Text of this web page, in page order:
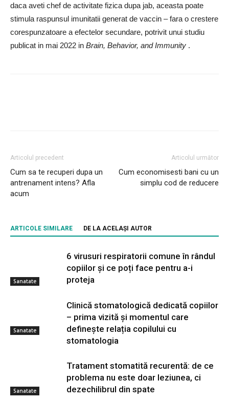
daca aveti chef de activitate fizica dupa jab, aceasta poate
stimula raspunsul imunitatii generat de vaccin – fara o crestere
corespunzatoare a efectelor secundare, potrivit unui studiu
publicat in mai 2022 in Brain, Behavior, and Immunity .
Articolul precedent
Cum sa te recuperi dupa un
antrenament intens? Afla
acum
Articolul următor
Cum economisesti bani cu un
simplu cod de reducere
ARTICOLE SIMILARE DE LA ACELAȘI AUTOR
Sanatate
6 virusuri respiratorii comune în rândul
copiilor și ce poți face pentru a-i
proteja
Sanatate
Clinică stomatologică dedicată copiilor
– prima vizită și momentul care
definește relația copilului cu
stomatologia
Sanatate
Tratament stomatită recurentă: de ce
problema nu este doar leziunea, ci
dezechilibrul din spate